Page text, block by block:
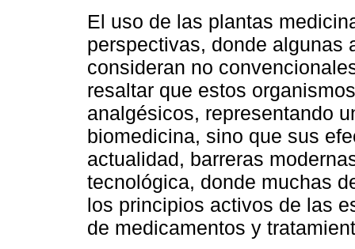
El uso de las plantas
perspectivas, donde algunas
consideran no
resaltar que estos
analgésicos, representando
biomedicina, sino que sus
actualidad, barreras
tecnológica, donde muchas
los principios activos de las
de medicamentos y